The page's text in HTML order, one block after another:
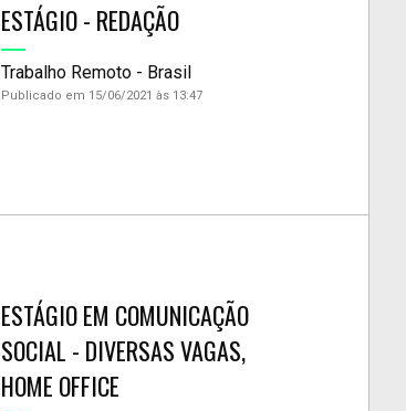
ESTÁGIO - REDAÇÃO
Trabalho Remoto - Brasil
Publicado em 15/06/2021 às 13:47
ESTÁGIO EM COMUNICAÇÃO
SOCIAL - DIVERSAS VAGAS,
HOME OFFICE